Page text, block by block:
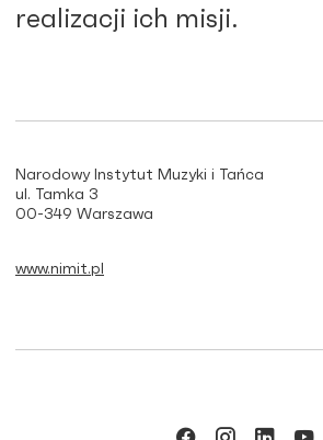
realizacji ich misji.
Narodowy Instytut Muzyki i Tańca
ul. Tamka 3
00-349 Warszawa
www.nimit.pl